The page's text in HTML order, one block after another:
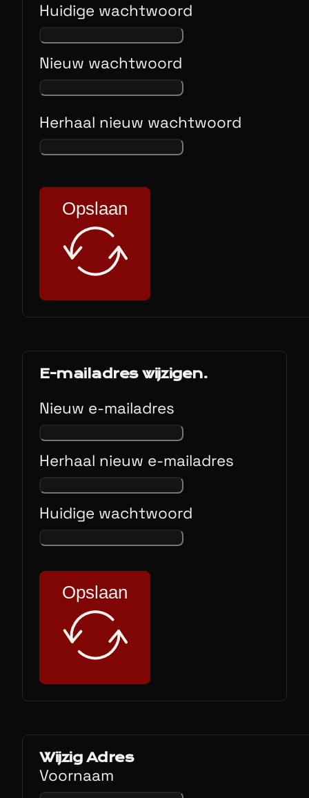
Huidige wachtwoord
Nieuw wachtwoord
Herhaal nieuw wachtwoord
Opslaan
E-mailadres wijzigen.
Nieuw e-mailadres
Herhaal nieuw e-mailadres
Huidige wachtwoord
Opslaan
Wijzig Adres
Voornaam